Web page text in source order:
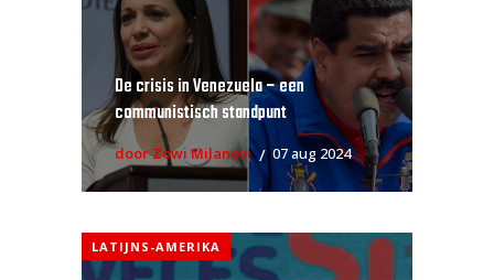
De crisis in Venezuela – een
communistisch standpunt
door Zowi Milanovi 07 aug 2024
LATIJNS-AMERIKA